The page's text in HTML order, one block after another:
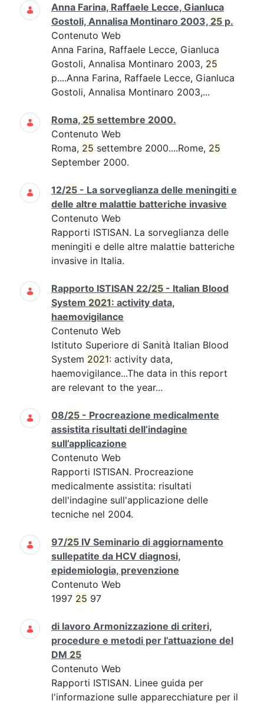
Anna Farina, Raffaele Lecce, Gianluca
Gostoli, Annalisa Montinaro 2003, 25 p.
Contenuto Web
Anna Farina, Raffaele Lecce, Gianluca
Gostoli, Annalisa Montinaro 2003, 25
p....Anna Farina, Raffaele Lecce, Gianluca
Gostoli, Annalisa Montinaro 2003,...
Roma, 25 settembre 2000.
Contenuto Web
Roma, 25 settembre 2000....Rome, 25
September 2000.
12/25 - La sorveglianza delle meningiti e
delle altre malattie batteriche invasive
Contenuto Web
Rapporti ISTISAN. La sorveglianza delle
meningiti e delle altre malattie batteriche
invasive in Italia.
Rapporto ISTISAN 22/25 - Italian Blood
System 2021: activity data,
haemovigilance
Contenuto Web
Istituto Superiore di Sanità Italian Blood
System 2021: activity data,
haemovigilance...The data in this report
are relevant to the year...
08/25 - Procreazione medicalmente
assistita risultati dell’indagine
sull’applicazione
Contenuto Web
Rapporti ISTISAN. Procreazione
medicalmente assistita: risultati
dell'indagine sull'applicazione delle
tecniche nel 2004.
97/25 IV Seminario di aggiornamento
sullepatite da HCV diagnosi,
epidemiologia, prevenzione
Contenuto Web
1997 25 97
di lavoro Armonizzazione di criteri,
procedure e metodi per l’attuazione del
DM 25
Contenuto Web
Rapporti ISTISAN. Linee guida per
l'informazione sulle apparecchiature per il